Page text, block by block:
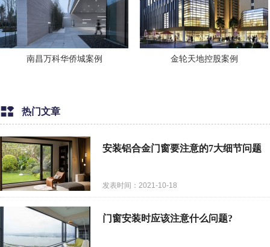
南昌万科华侨城案例 金轮天地控股案例
热门文章
安装铝合金门窗要注意的7大细节问题
发表时间：2021-10-18
门窗安装时应该注意什么问题?